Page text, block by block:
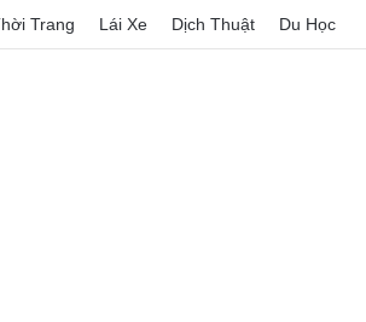
Trang Lái Xe Dịch Thuật Du Học